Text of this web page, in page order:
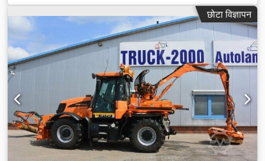
छोटा विज्ञापन